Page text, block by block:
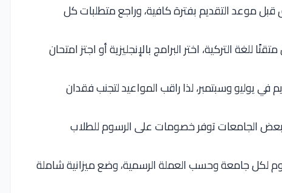
قبل موعد التقديم بفترة كافية، وراجع متطلبات كل
للغة التركية، اختر البرامج بالإنجليزية أو اجتز امتحان
في يوليو وسبتمبر، لذا راقب المواعيد لتجنب فقدان
بعض الجامعات توفر خصومات على الرسوم للطلاب
لكل جامعة وحسب العملة الرسمية، وضع ميزانية شاملة